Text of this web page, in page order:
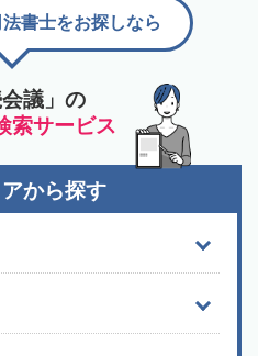
会議」の
索サービス
書士をお探しなら
から探す